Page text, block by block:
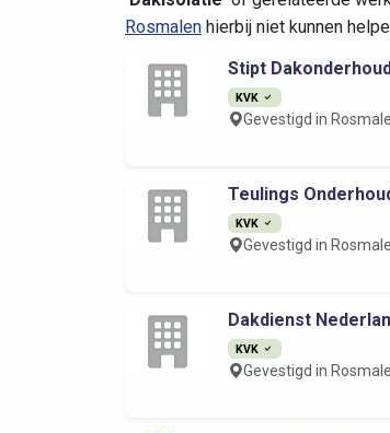
Rosmalen hierbij niet kunnen
Stipt Dakonderhoud
KVK
Gevestigd in
Teulings
KVK
Gevestigd in
Dakdienst
KVK
Gevestigd in